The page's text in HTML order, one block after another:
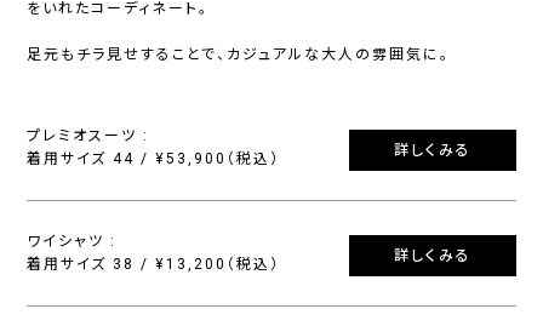
をいれたコーディネート。
足元もチラ見せすることで、カジュアルな大人の雰囲気に。
プレミオスーツ :
着用サイズ 44 / ¥53,900（税込）
詳しくみる
ワイシャツ :
着用サイズ 38 / ¥13,200（税込）
詳しくみる